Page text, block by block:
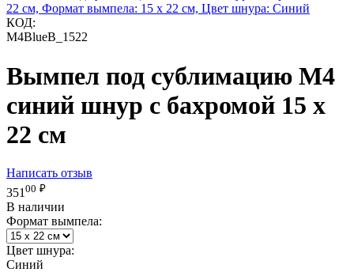
КОД:
M4BlueB_1522
Вымпел под сублимацию М4
синий шнур с бахромой 15 х
22 см
Написать отзыв
351 00 ₽
В наличии
Формат вымпела:
Цвет шнура:
Синий